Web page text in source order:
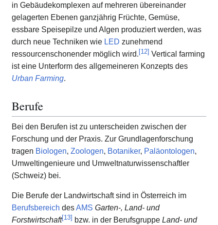
in Gebäudekomplexen auf mehreren übereinander
gelagerten Ebenen ganzjährig Früchte, Gemüse,
essbare Speisepilze und Algen produziert werden, was
durch neue Techniken wie LED zunehmend
ressourcenschonender möglich wird.[12] Vertical farming
ist eine Unterform des allgemeineren Konzepts des
Urban Farming.
Berufe
Bei den Berufen ist zu unterscheiden zwischen der
Forschung und der Praxis. Zur Grundlagenforschung
tragen Biologen, Zoologen, Botaniker, Paläontologen,
Umweltingenieure und Umweltnaturwissenschaftler
(Schweiz) bei.
Die Berufe der Landwirtschaft sind in Österreich im
Berufsbereich desAMS Garten-, Land- und
Forstwirtschaft[13] bzw. in der Berufsgruppe Land- und